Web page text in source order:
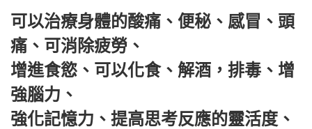
可以治療身體的酸痛、便秘、感冒、頭
痛、可消除疲勞、
增進食慾、可以化食、解酒，排毒、增
強腦力、
強化記憶力、提高思考反應的靈活度、